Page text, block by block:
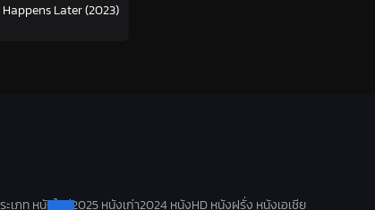
Later (2023)
ท หนังใหม่2025 หนังเก่า2024 หนังHD หนังฝรั่ง หนังเอเชีย